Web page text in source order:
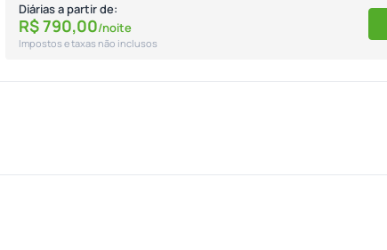
Diárias a partir de:
R$790,00/noite
Impostos e taxas não inclusos